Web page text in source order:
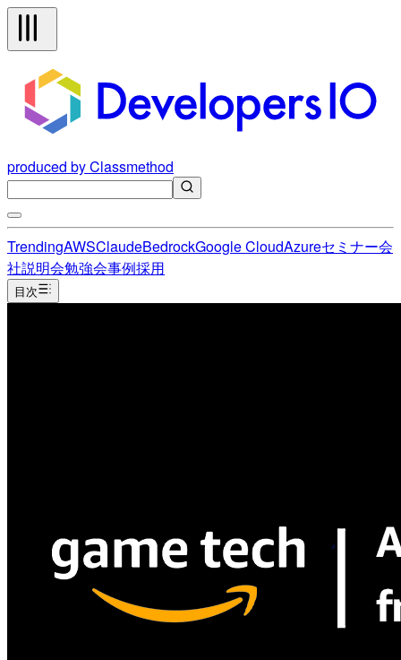
produced by Classmethod
TrendingAWSClaudeBedrockGoogle CloudAzureセミナー会
社説明会勉強会事例採用
目次